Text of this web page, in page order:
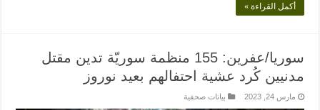
أكمل القراءة »
سوريا/عفرين: 155 منظمة سوريّة تدين مقتل
مدنيين كُرد عشية احتفالهم بعيد نوروز
مارس 24, 2023 بيانات صحفية